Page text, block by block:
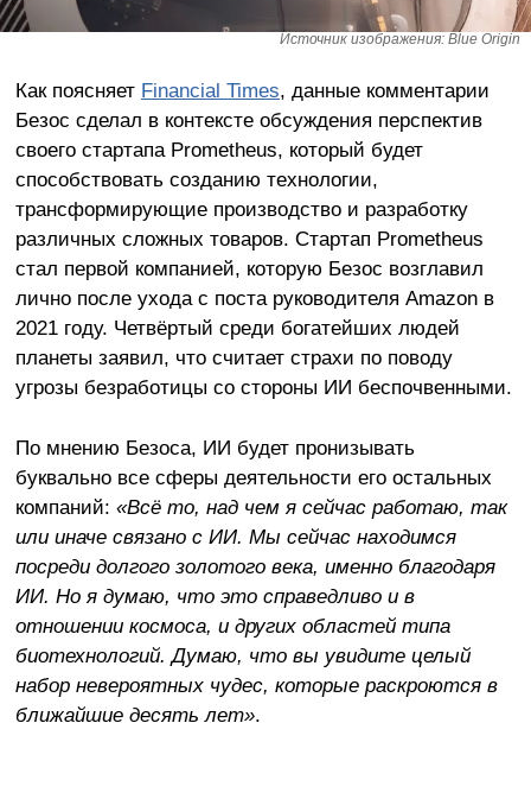
Источник изображения: Blue Origin
Как поясняет Financial Times, данные комментарии
Безос сделал в контексте обсуждения перспектив
своего стартапа Prometheus, который будет
способствовать созданию технологии,
трансформирующие производство и разработку
различных сложных товаров. Стартап Prometheus
стал первой компанией, которую Безос возглавил
лично после ухода с поста руководителя Amazon в
2021 году. Четвёртый среди богатейших людей
планеты заявил, что считает страхи по поводу
угрозы безработицы со стороны ИИ беспочвенными.
По мнению Безоса, ИИ будет пронизывать
буквально все сферы деятельности его остальных
компаний: «Всё то, над чем я сейчас работаю, так
или иначе связано с ИИ. Мы сейчас находимся
посреди долгого золотого века, именно благодаря
ИИ. Но я думаю, что это справедливо и в
отношении космоса, и других областей типа
биотехнологий. Думаю, что вы увидите целый
набор невероятных чудес, которые раскроются в
ближайшие десять лет».